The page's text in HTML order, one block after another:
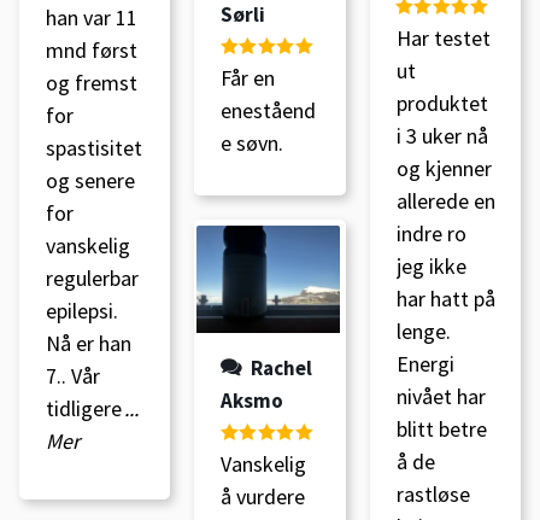
han var 11
mnd først
og fremst
for
spastisitet
og senere
for
vanskelig
regulerbar
epilepsi.
Nå er han
7.. Vår
tidligere...
Mer
Vurdert 5
av
Har testet
ut
produktet
i 3 uker nå
og kjenner
allerede en
indre ro
jeg ikke
har hatt på
lenge.
Energi
nivået har
blitt betre
å de
rastløse
Sørli
Vurdert
Får en
eneståend
e søvn.
Aksmo
Vurdert 5
Vanskelig
å vurdere